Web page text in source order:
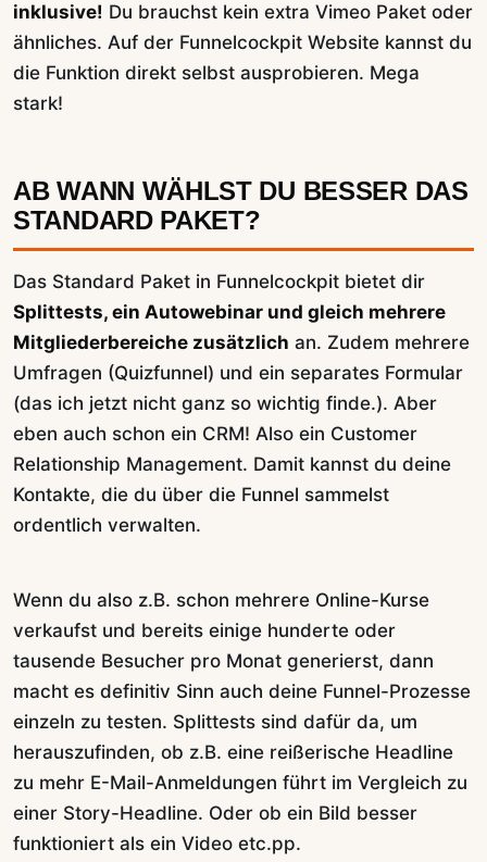
inklusive! Du brauchst kein extra Vimeo Paket oder
ähnliches. Auf der Funnelcockpit Website kannst du
die Funktion direkt selbst ausprobieren. Mega
stark!
AB WANN WÄHLST DU BESSER DAS
STANDARD PAKET?
Das Standard Paket in Funnelcockpit bietet dir
Splittests, ein Autowebinar und gleich mehrere
Mitgliederbereiche zusätzlich an. Zudem mehrere
Umfragen (Quizfunnel) und ein separates Formular
(das ich jetzt nicht ganz so wichtig finde.). Aber
eben auch schon ein CRM! Also ein Customer
Relationship Management. Damit kannst du deine
Kontakte, die du über die Funnel sammelst
ordentlich verwalten.
Wenn du also z.B. schon mehrere Online-Kurse
verkaufst und bereits einige hunderte oder
tausende Besucher pro Monat generierst, dann
macht es definitiv Sinn auch deine Funnel-Prozesse
einzeln zu testen. Splittests sind dafür da, um
herauszufinden, ob z.B. eine reißerische Headline
zu mehr E-Mail-Anmeldungen führt im Vergleich zu
einer Story-Headline. Oder ob ein Bild besser
funktioniert als ein Video etc.pp.